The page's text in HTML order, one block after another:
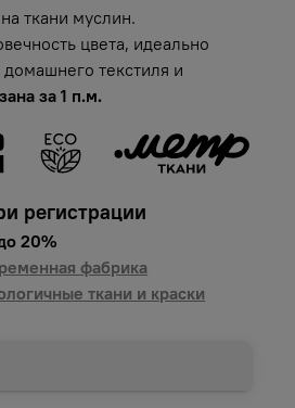
ткани муслин.
цвета, идеально
текстиля и
за 1 п.м.
регистрации
20%
фабрика
ткани и краски